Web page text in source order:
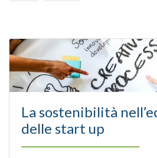
La sostenibilità
delle start up